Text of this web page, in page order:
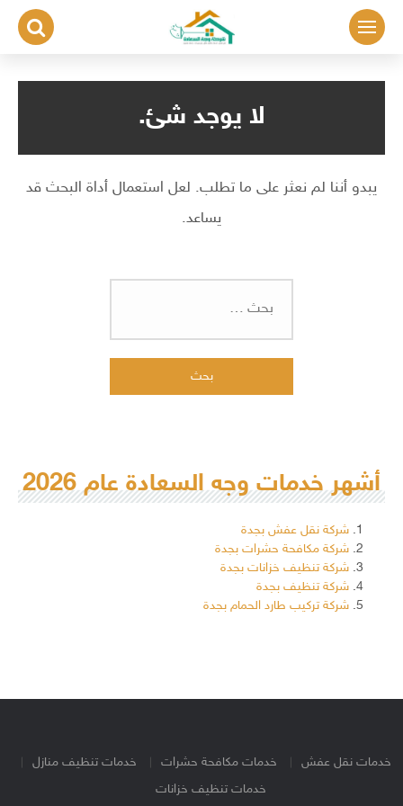
التجاوز
المحتوى
لا يوجد شئ.
يبدو أننا لم نعثر على ما تطلب. لعل استعمال أداة البحث قد
يساعد.
أشهر خدمات وجه السعادة عام 2026
شركة نقل عفش بجدة
شركة مكافحة حشرات بجدة
شركة تنظيف خزانات بجدة
شركة تنظيف بجدة
شركة تركيب طارد الحمام بجدة
خدمات نقل عفش خدمات مكافحة حشرات
خدمات تنظيف منازل
خدمات تنظيف خزانات